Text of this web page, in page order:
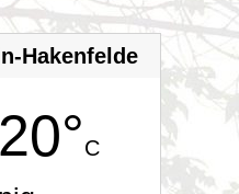
Hakenfelde
20°C